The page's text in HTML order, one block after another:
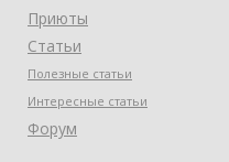
Приюты
Статьи
Полезные статьи
Интересные статьи
Форум